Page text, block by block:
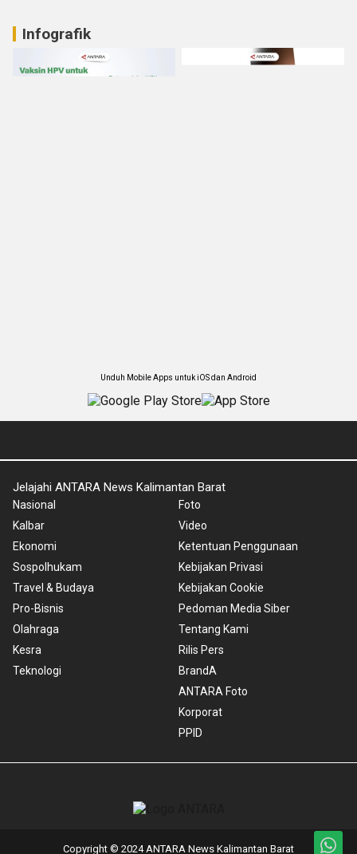
Infografik
Unduh Mobile Apps untuk iOS dan Android
Jelajahi ANTARA News Kalimantan Barat
Nasional
Kalbar
Ekonomi
Sospolhukam
Travel & Budaya
Pro-Bisnis
Olahraga
Kesra
Teknologi
Foto
Video
Ketentuan Penggunaan
Kebijakan Privasi
Kebijakan Cookie
Pedoman Media Siber
Tentang Kami
Rilis Pers
BrandA
ANTARA Foto
Korporat
PPID
Copyright © 2024 ANTARA News Kalimantan Barat